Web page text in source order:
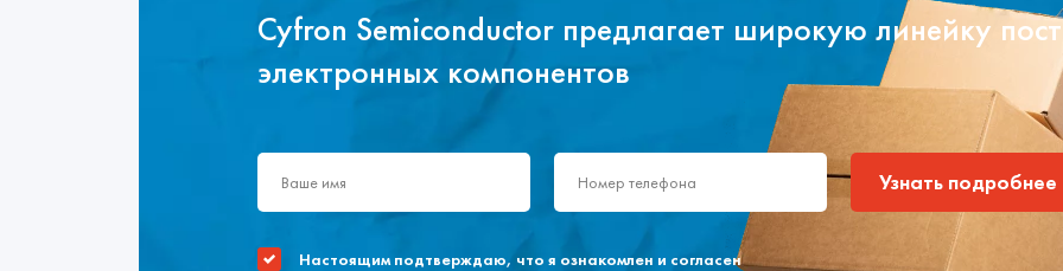
Cyfron Semiconductor предлагает широкую линейку
электронных компонентов
Узнать подробнее
Настоящим подтверждаю, что я ознакомлен и согласен